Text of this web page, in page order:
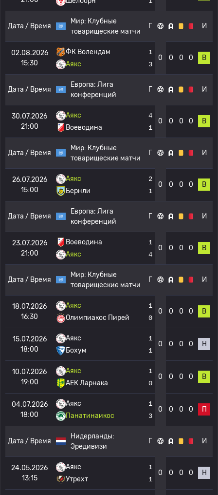
Дата / Время
Мир: Клубные
товарищеские матчи
Г И
02.08.2026
15:30
ФК Волендам
Аякс
1
3
0 0 0 0 В
Дата / Время
Европа: Лига
конференций
Г И
30.07.2026
21:00
Аякс
Воеводина
4
1
0 0 0 0 В
Дата / Время
Мир: Клубные
товарищеские матчи
Г И
26.07.2026
15:00
Аякс
Бернли
2
1
0 0 0 0 В
Дата / Время
Европа: Лига
конференций
Г И
23.07.2026
21:00
Воеводина
Аякс
1
4
0 0 0 0 В
Дата / Время
Мир: Клубные
товарищеские матчи
Г И
18.07.2026
16:30
Аякс
Олимпиакос Пирей
1
0
0 0 0 0 В
15.07.2026
18:00
Аякс
Бохум
1
1
0 0 0 0 Н
10.07.2026
19:00
Аякс
АЕК Ларнака
1
0
0 0 0 0 В
04.07.2026
18:00
Аякс
Панатинаикос
1
3
0 0 0 0 П
Дата / Время
Нидерланды:
Эредивизи
Г И
24.05.2026
13:15
Аякс
Утрехт
1
1
0 0 0 0 Н